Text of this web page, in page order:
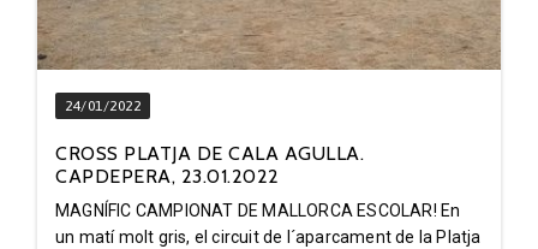
24/01/2022
CROSS PLATJA DE CALA AGULLA.
CAPDEPERA, 23.01.2022
MAGNÍFIC CAMPIONAT DE MALLORCA ESCOLAR! En
un matí molt gris, el circuit de l´aparcament de la Platja